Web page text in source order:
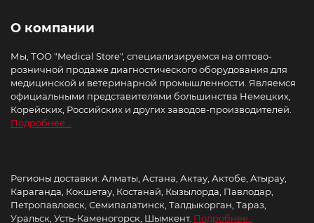
О компании
Мы, ТОО "Medical Store", специализируемся на оптово-
розничной продаже диагностического оборудования для
медицинской и ветеринарной промышленности. Являемся
официальными представителями большинства Немецких,
Корейских, Российских и других заводов-производителей.
Подробнее...
Регионы доставки: Алматы, Астана, Актау, Актобе, Атырау,
Караганда, Кокшетау, Костанай, Кызылорда, Павлодар,
Петропавловск, Семипалатинск, Талдыкорган, Тараз,
Уральск, Усть-Каменогорск, Шымкент. Подробнее..